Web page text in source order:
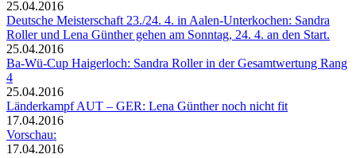
25.04.2016
Deutsche Meisterschaft 23./24. 4. in Aalen-Unterkochen: Sandra
Roller und Lena Günther gehen am Sonntag, 24. 4. an den Start.
25.04.2016
Ba-Wü-Cup Haigerloch: Sandra Roller in der Gesamtwertung Rang
4
25.04.2016
Länderkampf AUT – GER: Lena Günther noch nicht fit
17.04.2016
Vorschau:
17.04.2016